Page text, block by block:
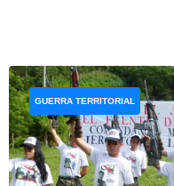
GUERRA TERRITORIAL